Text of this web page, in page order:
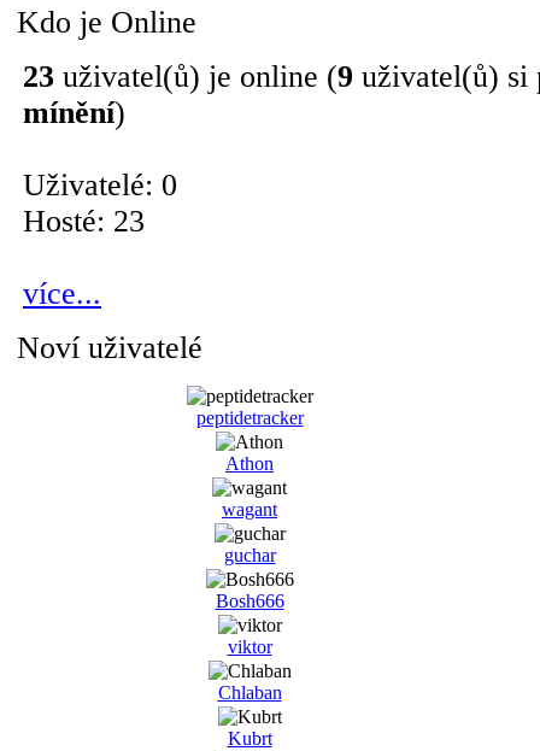
Kdo je Online
23 uživatel(ů) je online (9 uživatel(ů)
mínění)
Uživatelé: 0
Hosté: 23
více...
Noví uživatelé
peptidetracker
Athon
wagant
guchar
Bosh666
viktor
Chlaban
Kubrt